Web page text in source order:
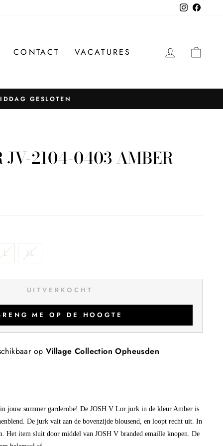
Instagram
CONTACT VACATURES
GESLOTEN
JV-2104-0403 AMBER
L XL
UITVERKOCHT
ME OP DE HOOGTE
op Village Collection Opheusden
jouw summer garderobe! De JOSH V Lor jurk in de kleur Amber is
De jurk valt aan de bovenzijde blousend, en loopt recht uit. In
Het item sluit door middel van JOSH V branded emaille knopen. De